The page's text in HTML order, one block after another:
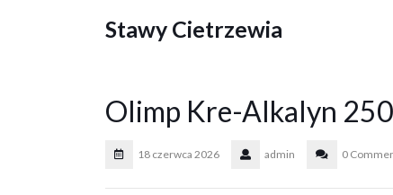
Stawy Cietrzewia
Olimp Kre-Alkalyn
18 czerwca 2026 admin 0